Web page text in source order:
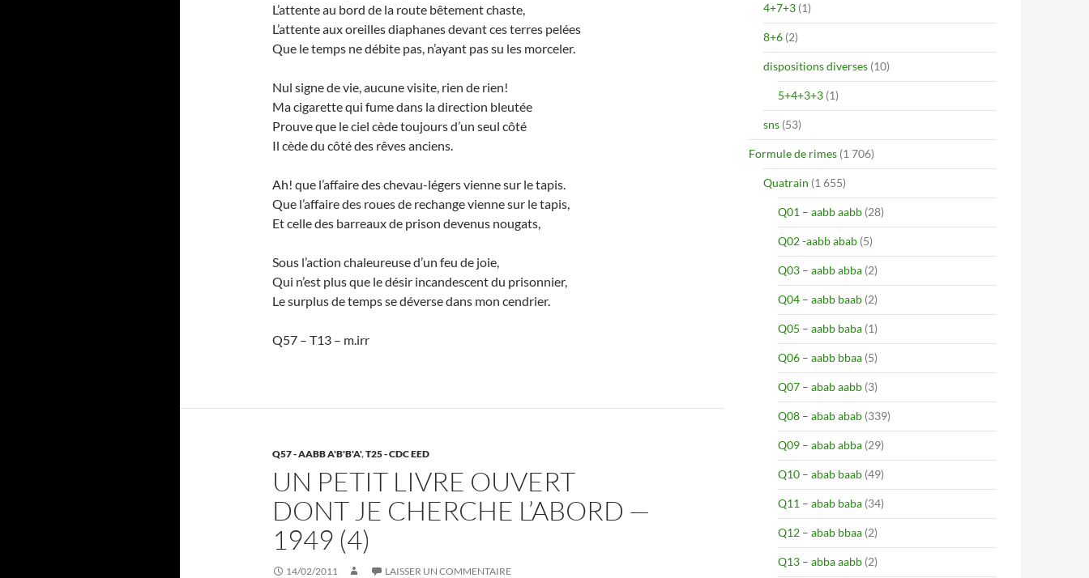
L’attente au bord de la route bêtement chaste,
L’attente aux oreilles diaphanes devant ces terres pelées
Que le temps ne débite pas, n’ayant pas su les morceler.
Nul signe de vie, aucune visite, rien de rien!
Ma cigarette qui fume dans la direction bleutée
Prouve que le ciel cède toujours d’un seul côté
Il cède du côté des rêves anciens.
Ah! que l’affaire des chevau-légers vienne sur le tapis.
Que l’affaire des roues de rechange vienne sur le tapis,
Et celle des barreaux de prison devenus nougats,
Sous l’action chaleureuse d’un feu de joie,
Qui n’est plus que le désir incandescent du prisonnier,
Le surplus de temps se déverse dans mon cendrier.
Q57 – T13 – m.irr
Q57 - AABB A'B'B'A',T25 - CDC EED
UN PETIT LIVRE OUVERT
DONT JE CHERCHE L’ABORD —
1949 (4)
14/02/2011 LAISSER UN COMMENTAIRE
4+7+3 (1)
8+6 (2)
dispositions diverses (10)
5+4+3+3 (1)
sns (53)
Formule de rimes (1 706)
Quatrain (1 655)
Q01 – aabb aabb (28)
Q02 -aabb abab (5)
Q03 – aabb abba (2)
Q04 – aabb baab (2)
Q05 – aabb baba (1)
Q06 – aabb bbaa (5)
Q07 – abab aabb (3)
Q08 – abab abab (339)
Q09 – abab abba (29)
Q10 – abab baab (49)
Q11 – abab baba (34)
Q12 – abab bbaa (2)
Q13 – abba aabb (2)